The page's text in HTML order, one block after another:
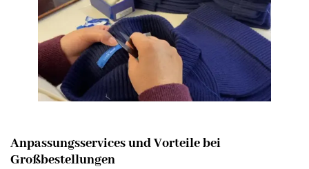
Anpassungsservices und Vorteile bei
Großbestellungen